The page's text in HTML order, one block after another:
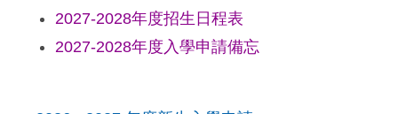
2027-2028年度招生日程表
2027-2028年度入學申請備忘